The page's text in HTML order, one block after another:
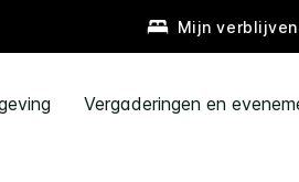
Mijn verblijven
Vergaderingen en